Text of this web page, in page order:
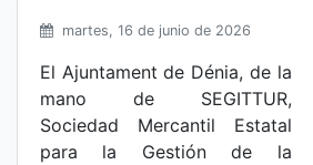
martes, 16 de junio de 2026
El Ajuntament de Dénia, de la
mano de SEGITTUR,
Sociedad Mercantil Estatal
para la Gestión de la